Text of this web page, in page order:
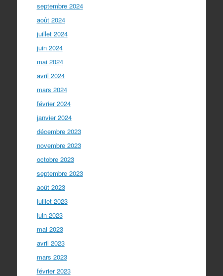
septembre 2024
août 2024
juillet 2024
juin 2024
mai 2024
avril 2024
mars 2024
février 2024
janvier 2024
décembre 2023
novembre 2023
octobre 2023
septembre 2023
août 2023
juillet 2023
juin 2023
mai 2023
avril 2023
mars 2023
février 2023